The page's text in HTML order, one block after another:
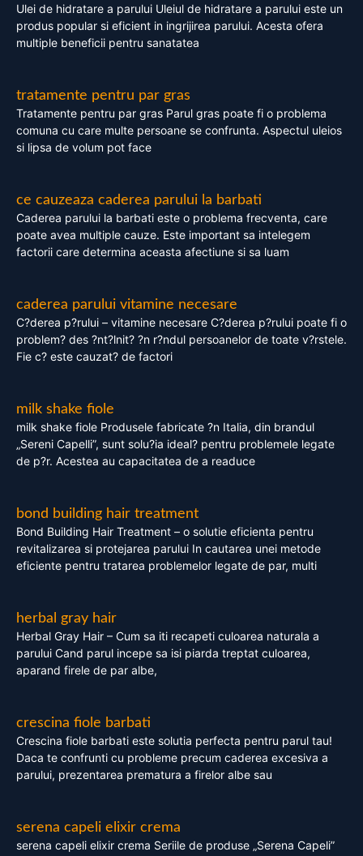
Ulei de hidratare a parului Uleiul de hidratare a parului este un
produs popular si eficient in ingrijirea parului. Acesta ofera
multiple beneficii pentru sanatatea
tratamente pentru par gras
Tratamente pentru par gras Parul gras poate fi o problema
comuna cu care multe persoane se confrunta. Aspectul uleios
si lipsa de volum pot face
ce cauzeaza caderea parului la barbati
Caderea parului la barbati este o problema frecventa, care
poate avea multiple cauze. Este important sa intelegem
factorii care determina aceasta afectiune si sa luam
caderea parului vitamine necesare
C?derea p?rului – vitamine necesare C?derea p?rului poate fi o
problem? des ?nt?lnit? ?n r?ndul persoanelor de toate v?rstele.
Fie c? este cauzat? de factori
milk shake fiole
milk shake fiole Produsele fabricate ?n Italia, din brandul
„Sereni Capelli”, sunt solu?ia ideal? pentru problemele legate
de p?r. Acestea au capacitatea de a readuce
bond building hair treatment
Bond Building Hair Treatment – o solutie eficienta pentru
revitalizarea si protejarea parului In cautarea unei metode
eficiente pentru tratarea problemelor legate de par, multi
herbal gray hair
Herbal Gray Hair – Cum sa iti recapeti culoarea naturala a
parului Cand parul incepe sa isi piarda treptat culoarea,
aparand firele de par albe,
crescina fiole barbati
Crescina fiole barbati este solutia perfecta pentru parul tau!
Daca te confrunti cu probleme precum caderea excesiva a
parului, prezentarea prematura a firelor albe sau
serena capeli elixir crema
serena capeli elixir crema Seriile de produse „Serena Capeli”